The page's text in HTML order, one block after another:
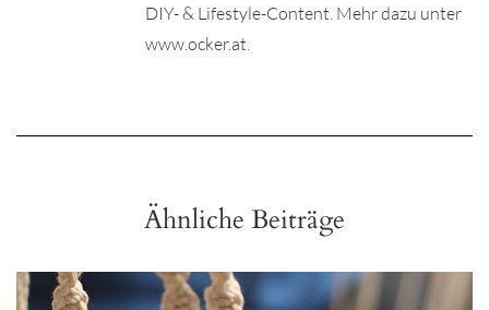
DIY- & Lifestyle-Content. Mehr dazu unter
www.ocker.at.
Ähnliche Beiträge